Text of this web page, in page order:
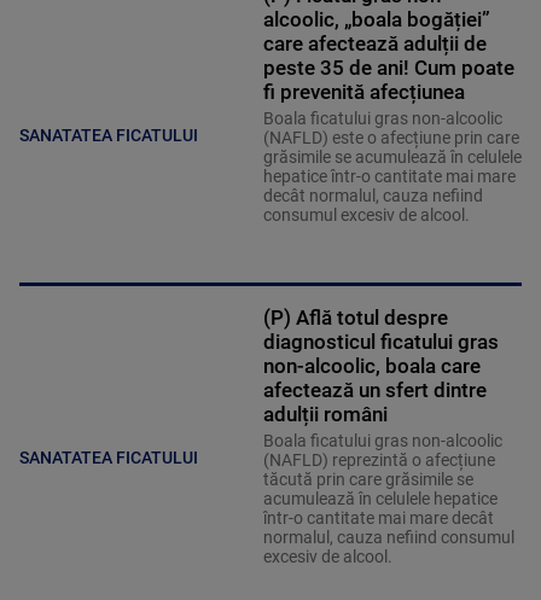
SANATATEA FICATULUI
alcoolic, „boala bogăției”
care afectează adulții de
peste 35 de ani! Cum poate
fi prevenită afecțiunea
Boala ficatului gras non-alcoolic
(NAFLD) este o afecțiune prin care
grăsimile se acumulează în celulele
hepatice într-o cantitate mai mare
decât normalul, cauza nefiind
consumul excesiv de alcool.
SANATATEA FICATULUI
(P) Află totul despre
diagnosticul ficatului gras
non-alcoolic, boala care
afectează un sfert dintre
adulții români
Boala ficatului gras non-alcoolic
(NAFLD) reprezintă o afecțiune
tăcută prin care grăsimile se
acumulează în celulele hepatice
într-o cantitate mai mare decât
normalul, cauza nefiind consumul
excesiv de alcool.